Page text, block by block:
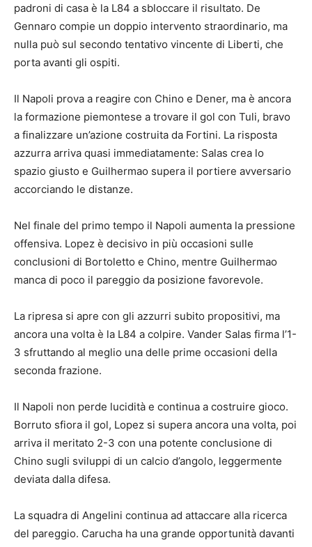
padroni di casa è la L84 a sbloccare il risultato. De
Gennaro compie un doppio intervento straordinario, ma
nulla può sul secondo tentativo vincente di Liberti, che
porta avanti gli ospiti.
Il Napoli prova a reagire con Chino e Dener, ma è ancora
la formazione piemontese a trovare il gol con Tuli, bravo
a finalizzare un’azione costruita da Fortini. La risposta
azzurra arriva quasi immediatamente: Salas crea lo
spazio giusto e Guilhermao supera il portiere avversario
accorciando le distanze.
Nel finale del primo tempo il Napoli aumenta la pressione
offensiva. Lopez è decisivo in più occasioni sulle
conclusioni di Bortoletto e Chino, mentre Guilhermao
manca di poco il pareggio da posizione favorevole.
La ripresa si apre con gli azzurri subito propositivi, ma
ancora una volta è la L84 a colpire. Vander Salas firma l’1-
3 sfruttando al meglio una delle prime occasioni della
seconda frazione.
Il Napoli non perde lucidità e continua a costruire gioco.
Borruto sfiora il gol, Lopez si supera ancora una volta, poi
arriva il meritato 2-3 con una potente conclusione di
Chino sugli sviluppi di un calcio d’angolo, leggermente
deviata dalla difesa.
La squadra di Angelini continua ad attaccare alla ricerca
del pareggio. Carucha ha una grande opportunità davanti